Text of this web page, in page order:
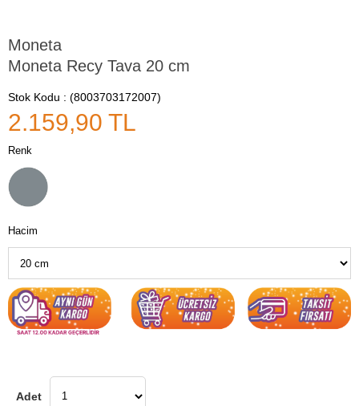
Moneta
Moneta Recy Tava 20 cm
Stok Kodu (8003703172007)
2.159,90 TL
Renk
Hacim